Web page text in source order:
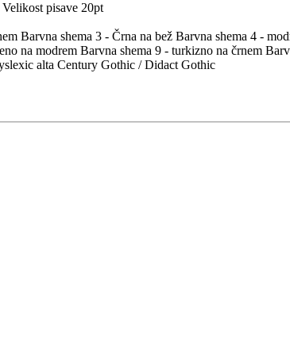
Velikost pisave 20pt
Barvna shema 3 - Črna na bež Barvna shema 4 -
na modrem Barvna shema 9 - turkizno na črnem
alta Century Gothic / Didact Gothic